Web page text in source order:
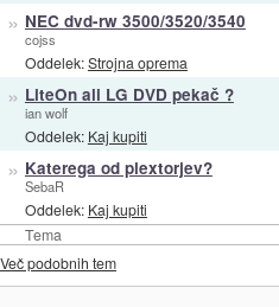
Tema
» NEC dvd-rw 3500/3520/3540
cojss
Oddelek:Strojna oprema
» LiteOn ali LG DVD pekač ?
ian wolf
Oddelek: Kaj kupiti
» Katerega od plextorjev?
SebaR
Oddelek: Kaj kupiti
Več podobnih tem